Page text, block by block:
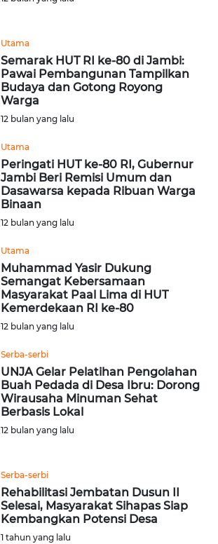
Utama
Semarak HUT RI ke-80 di Jambi:
Pawai Pembangunan Tampilkan
Budaya dan Gotong Royong
Warga
12 bulan yang lalu
Utama
Peringati HUT ke-80 RI, Gubernur
Jambi Beri Remisi Umum dan
Dasawarsa kepada Ribuan Warga
Binaan
12 bulan yang lalu
Utama
Muhammad Yasir Dukung
Semangat Kebersamaan
Masyarakat Paal Lima di HUT
Kemerdekaan RI ke-80
12 bulan yang lalu
Serba-serbi
UNJA Gelar Pelatihan Pengolahan
Buah Pedada di Desa Ibru: Dorong
Wirausaha Minuman Sehat
Berbasis Lokal
12 bulan yang lalu
Serba-serbi
Rehabilitasi Jembatan Dusun II
Selesai, Masyarakat Sihapas Siap
Kembangkan Potensi Desa
1 tahun yang lalu